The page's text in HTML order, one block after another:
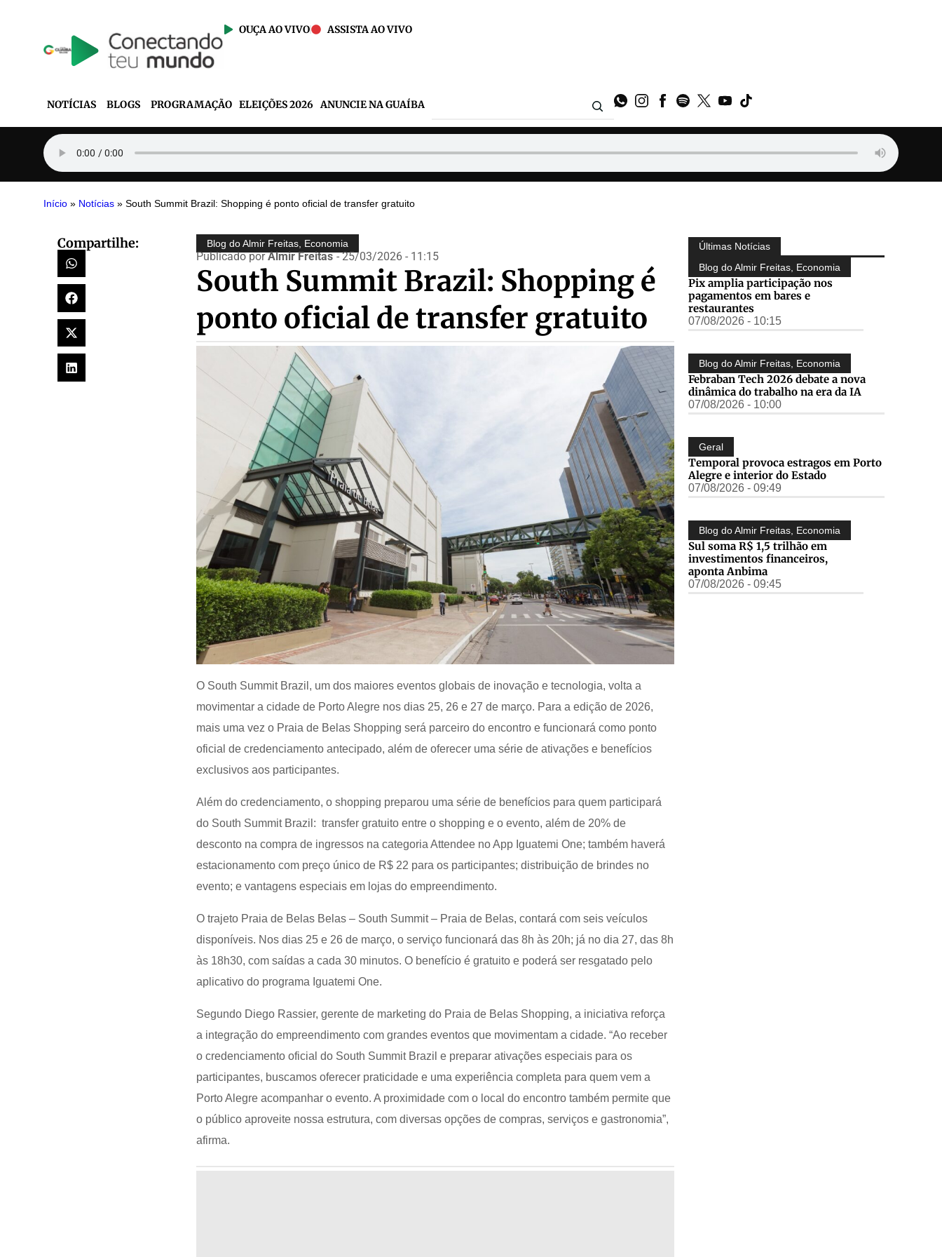
OUÇA AO VIVO ASSISTA AO VIVO
NOTÍCIAS BLOGS PROGRAMAÇÃO ELEIÇÕES 2026 ANUNCIE NA GUAÍBA
Início » Notícias » South Summit Brazil: Shopping é ponto oficial de transfer gratuito
Compartilhe: Blog do Almir Freitas Economia
Publicado porAlmir Freitas - 25/03/2026 - 11:15
South Summit Brazil: Shopping é
ponto oficial de transfer gratuito
O South Summit Brazil, um dos maiores eventos globais de inovação e tecnologia, volta a
movimentar a cidade de Porto Alegre nos dias 25, 26 e 27 de março. Para a edição de 2026,
mais uma vez o Praia de Belas Shopping será parceiro do encontro e funcionará como ponto
oficial de credenciamento antecipado, além de oferecer uma série de ativações e benefícios
exclusivos aos participantes.
Além do credenciamento, o shopping preparou uma série de benefícios para quem participará
do South Summit Brazil: transfer gratuito entre o shopping e o evento, além de 20% de
desconto na compra de ingressos na categoria Attendee no App Iguatemi One; também haverá
estacionamento com preço único de R$ 22 para os participantes; distribuição de brindes no
evento; e vantagens especiais em lojas do empreendimento.
O trajeto Praia de Belas Belas – South Summit – Praia de Belas, contará com seis veículos
disponíveis. Nos dias 25 e 26 de março, o serviço funcionará das 8h às 20h; já no dia 27, das 8h
às 18h30, com saídas a cada 30 minutos. O benefício é gratuito e poderá ser resgatado pelo
aplicativo do programa Iguatemi One.
Segundo Diego Rassier, gerente de marketing do Praia de Belas Shopping, a iniciativa reforça
a integração do empreendimento com grandes eventos que movimentam a cidade. “Ao receber
o credenciamento oficial do South Summit Brazil e preparar ativações especiais para os
participantes, buscamos oferecer praticidade e uma experiência completa para quem vem a
Porto Alegre acompanhar o evento. A proximidade com o local do encontro também permite que
o público aproveite nossa estrutura, com diversas opções de compras, serviços e gastronomia”,
afirma.
Últimas Notícias
Blog do Almir Freitas Economia
Pix amplia participação nos
pagamentos em bares e
restaurantes
07/08/2026 - 10:15
Blog do Almir Freitas Economia
Febraban Tech 2026 debate a nova
dinâmica do trabalho na era da IA
07/08/2026 - 10:00
Geral
Temporal provoca estragos em Porto
Alegre e interior do Estado
07/08/2026 - 09:49
Blog do Almir Freitas Economia
Sul soma R$ 1,5 trilhão em
investimentos financeiros,
aponta Anbima
07/08/2026 - 09:45